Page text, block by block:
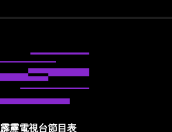
霹靂電視台節目表